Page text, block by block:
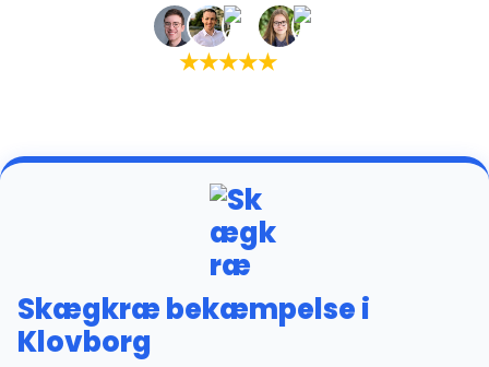
★★★★★
Skægkræ bekæmpelse i
Klovborg